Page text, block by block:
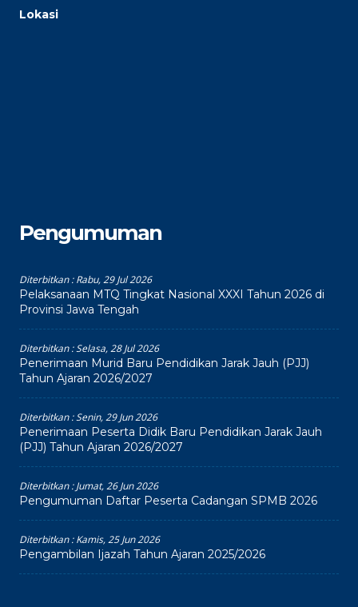
Lokasi
Pengumuman
Diterbitkan :Rabu, 29 Jul 2026
Pelaksanaan MTQ Tingkat Nasional XXXI Tahun 2026 di
Provinsi Jawa Tengah
Diterbitkan :Selasa, 28 Jul 2026
Penerimaan Murid Baru Pendidikan Jarak Jauh (PJJ)
Tahun Ajaran 2026/2027
Diterbitkan :Senin, 29 Jun 2026
Penerimaan Peserta Didik Baru Pendidikan Jarak Jauh
(PJJ) Tahun Ajaran 2026/2027
Diterbitkan :Jumat, 26 Jun 2026
Pengumuman Daftar Peserta Cadangan SPMB 2026
Diterbitkan :Kamis, 25 Jun 2026
Pengambilan Ijazah Tahun Ajaran 2025/2026